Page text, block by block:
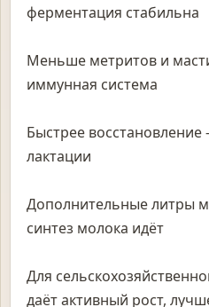
ферментация стабильна
Меньше метритов и
иммунная система
Быстрее
лактации
Дополнительные литры
синтез молока идёт
Для
даёт активный рост,